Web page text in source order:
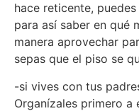
hace reticente,
para así saber en qué
manera aprovechar
sepas que el piso se
-si vives con tus
Organízales primero a